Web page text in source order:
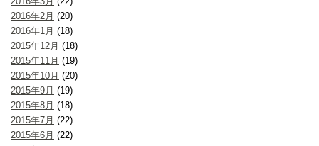
2016年2月 (20)
2016年1月 (18)
2015年12月 (18)
2015年11月 (19)
2015年10月 (20)
2015年9月 (19)
2015年8月 (18)
2015年7月 (22)
2015年6月 (22)